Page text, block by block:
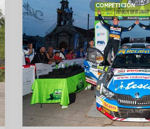
COMPETICIÓN